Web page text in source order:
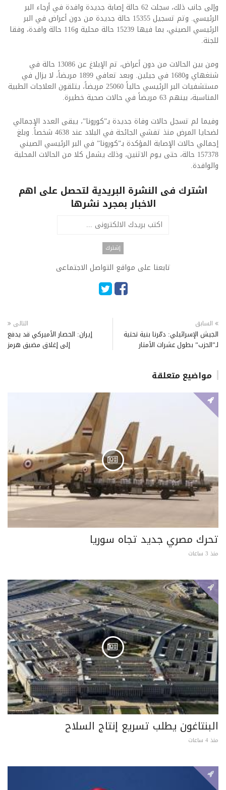
وإلى جانب ذلك، سجلت 62 حالة إصابة جديدة وافدة في أرجاء البر
الرئيسي. وتم تسجيل 15355 حالة جديدة من دون أعراض في البر
الرئيسي الصيني، بما فيها 15239 حالة محلية و116 حالة وافدة، وفقا
للجنة.
ومن بين الحالات من دون أعراض، تم الإبلاغ عن 13086 حالة في
شنغهاي و1680 في جيلين. وبعد تعافي 1899 مريضاً، لا يزال في
مستشفيات البر الرئيسي حالياً 25060 مريضاً، يتلقون العلاجات الطبية
المناسبة، بينهم 63 مريضاً في حالات صحية خطيرة.
وفيما لم تسجل حالات وفاة جديدة بـ”كورونا”، يبقى العدد الإجمالي
لضحايا المرض منذ تفشي الجائحة في البلاد عند 4638 شخصاً. وبلغ
إجمالي حالات الإصابة المؤكدة بـ”كورونا” في البر الرئيسي الصيني
157378 حالة، حتى يوم الاثنين، وذلك يشمل كلا من الحالات المحلية
والوافدة.
اشترك فى النشرة البريدية لتحصل على اهم
الاخبار بمجرد نشرها
تابعنا على مواقع التواصل الاجتماعى
السابق
الجيش الإسرائيلي: دمّرنا بنية تحتية
لـ”الحزب” بطول عشرات الأمتار
التالى
إيران: الحصار الأميركي قد يدفع
إلى إغلاق مضيق هرمز
مواضيع متعلقة
تحرك مصري جديد تجاه سوريا
منذ 3 ساعات
البنتاغون يطلب تسريع إنتاج السلاح
منذ 4 ساعات